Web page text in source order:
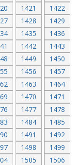
1421
1422
1428
1429
1435
1436
1442
1443
1449
1450
1456
1457
1463
1464
1470
1471
1477
1478
1484
1485
1491
1492
1498
1499
1505
1506